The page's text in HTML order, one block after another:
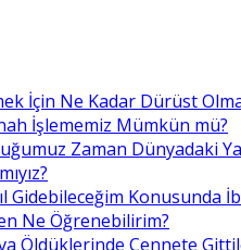
İçin Ne Kadar Dürüst
İşlememiz Mümkün mü?
Zaman Dünyadaki
Gidebileceğim Konusunda
Ne Öğrenebilirim?
Öldüklerinde Cennete